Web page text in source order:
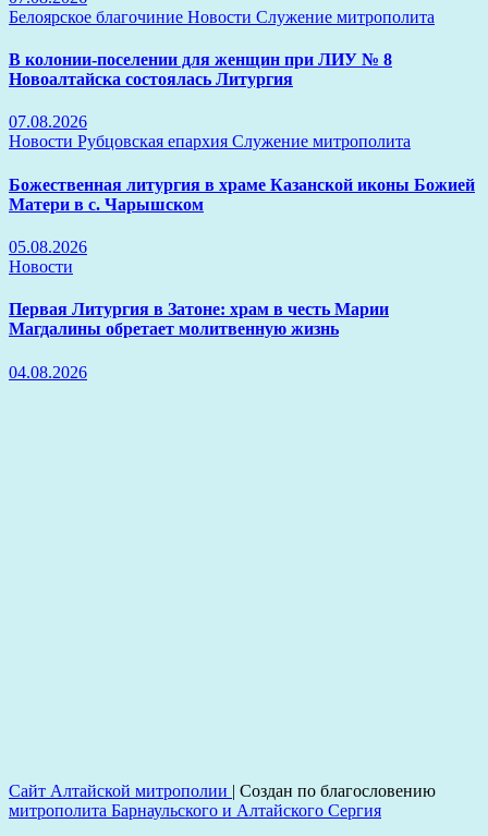
Белоярское благочиние Новости Служение митрополита
В колонии-поселении для женщин при ЛИУ № 8
Новоалтайска состоялась Литургия
07.08.2026
Новости Рубцовская епархия Служение митрополита
Божественная литургия в храме Казанской иконы Божией
Матери в с. Чарышском
05.08.2026
Новости
Первая Литургия в Затоне: храм в честь Марии
Магдалины обретает молитвенную жизнь
04.08.2026
Сайт Алтайской митрополии | Создан по благословению
митрополита Барнаульского и Алтайского Сергия